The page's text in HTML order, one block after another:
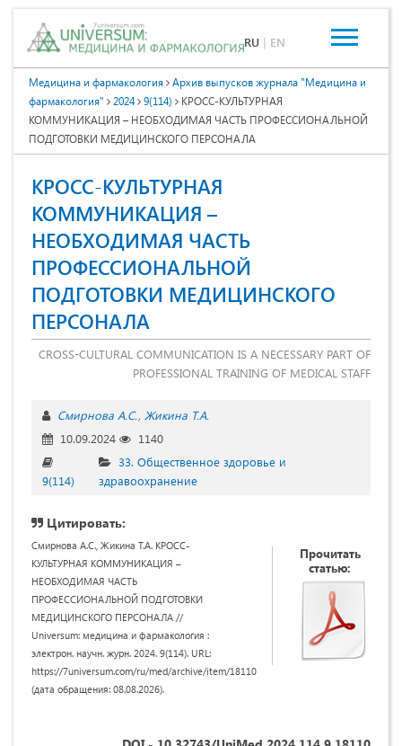
RU | EN
Медицина и фармакология
Архив выпусков журнала "Медицина и
фармакология"
2024 9(114)
КРОСС-КУЛЬТУРНАЯ
КОММУНИКАЦИЯ – НЕОБХОДИМАЯ ЧАСТЬ ПРОФЕССИОНАЛЬНОЙ
ПОДГОТОВКИ МЕДИЦИНСКОГО ПЕРСОНАЛА
КРОСС-КУЛЬТУРНАЯ
КОММУНИКАЦИЯ –
НЕОБХОДИМАЯ ЧАСТЬ
ПРОФЕССИОНАЛЬНОЙ
ПОДГОТОВКИ МЕДИЦИНСКОГО
ПЕРСОНАЛА
CROSS-CULTURAL COMMUNICATION IS A NECESSARY PART OF
PROFESSIONAL TRAINING OF MEDICAL STAFF
Смирнова А.С. Жикина Т.А.
10.09.2024
1140
9(114)
33. Общественное здоровье и
здравоохранение
Цитировать:
Смирнова А.С., Жикина Т.А. КРОСС-
КУЛЬТУРНАЯ КОММУНИКАЦИЯ –
НЕОБХОДИМАЯ ЧАСТЬ
ПРОФЕССИОНАЛЬНОЙ ПОДГОТОВКИ
МЕДИЦИНСКОГО ПЕРСОНАЛА //
Universum: медицина и фармакология :
электрон. научн. журн. 2024. 9(114). URL:
https://7universum.com/ru/med/archive/item/18110
(дата обращения: 08.08.2026).
Прочитать
статью: